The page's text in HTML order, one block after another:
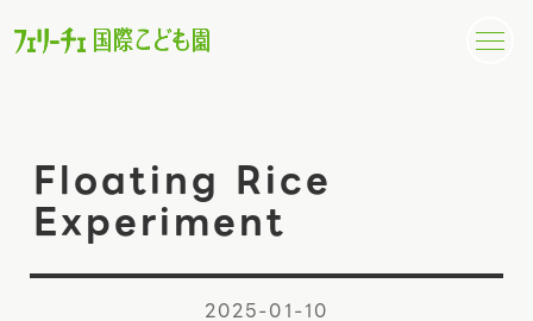
Floating Rice
Experiment
2025-01-10